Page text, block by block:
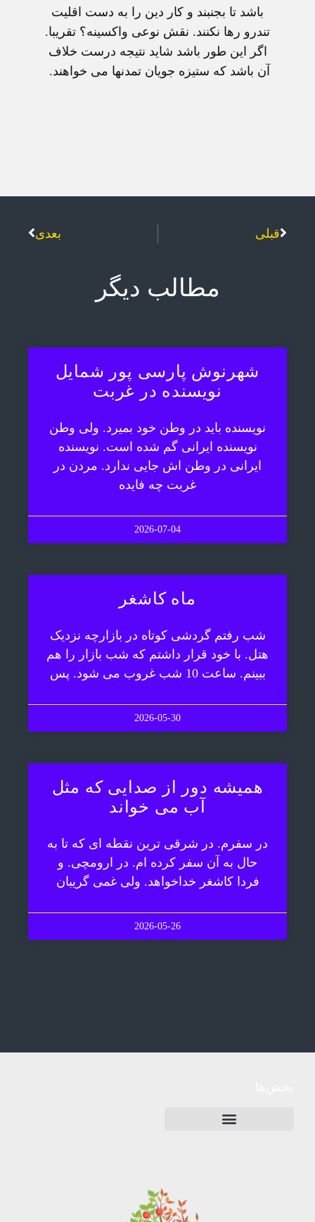
باشد تا بجنبند و کار دين را به دست اقليت
تندرو رها نکنند. نقش نوعی واکسينه؟ تقريبا.
اگر اين طور باشد شايد نتيجه درست خلاف
آن باشد که ستيزه جويان تمدنها می خواهند.
قبلی بعدی
مطالب دیگر
شهرنوش پارسی پور شمایل
نویسنده در غربت
نویسنده باید در وطن خود بمیرد. ولی وطن
نویسنده ایرانی گم شده است. نویسنده
ایرانی در وطن اش جایی ندارد. مردن در
غربت چه فایده
2026-07-04
ماه کاشغر
شب رفتم گردشی کوتاه در بازارچه نزدیک
هتل. با خود قرار داشتم که شب بازار را هم
ببینم. ساعت 10 شب غروب می شود. پس
2026-05-30
همیشه دور از صدایی که مثل
آب می خواند
در سفرم. در شرقی ترین نقطه ای که تا به
حال به آن سفر کرده ام. در ارومچی. و
فردا کاشغر خداخواهد. ولی غمی گریبان
2026-05-26